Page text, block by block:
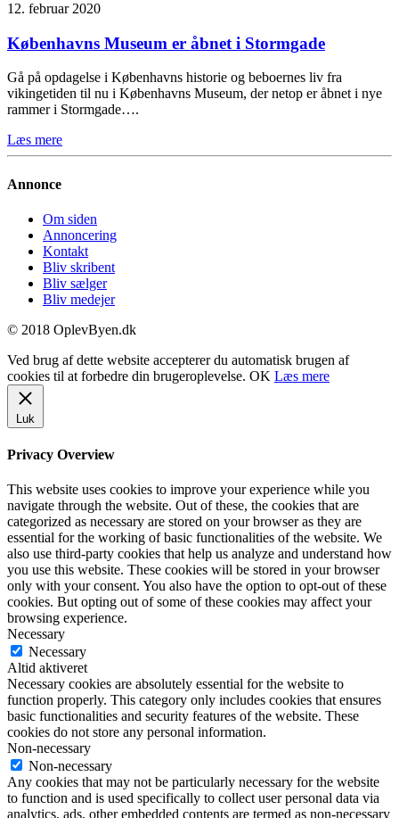
12. februar 2020
Københavns Museum er åbnet i Stormgade
Gå på opdagelse i Københavns historie og beboernes liv fra
vikingetiden til nu i Københavns Museum, der netop er åbnet i nye
rammer i Stormgade….
Læs mere
Annonce
Om siden
Annoncering
Kontakt
Bliv skribent
Bliv sælger
Bliv medejer
© 2018 OplevByen.dk
Ved brug af dette website accepterer du automatisk brugen af
cookies til at forbedre din brugeroplevelse. OK Læs mere
Luk
Privacy Overview
This website uses cookies to improve your experience while you
navigate through the website. Out of these, the cookies that are
categorized as necessary are stored on your browser as they are
essential for the working of basic functionalities of the website. We
also use third-party cookies that help us analyze and understand how
you use this website. These cookies will be stored in your browser
only with your consent. You also have the option to opt-out of these
cookies. But opting out of some of these cookies may affect your
browsing experience.
Necessary
Necessary
Altid aktiveret
Necessary cookies are absolutely essential for the website to
function properly. This category only includes cookies that ensures
basic functionalities and security features of the website. These
cookies do not store any personal information.
Non-necessary
Non-necessary
Any cookies that may not be particularly necessary for the website
to function and is used specifically to collect user personal data via
analytics, ads, other embedded contents are termed as non-necessary